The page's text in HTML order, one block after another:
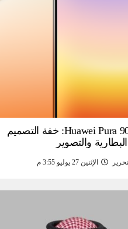
Huawei Pura 90s Pro: خفة التصميم
والتصوير
الإثنين 27 يوليو 3:55 م